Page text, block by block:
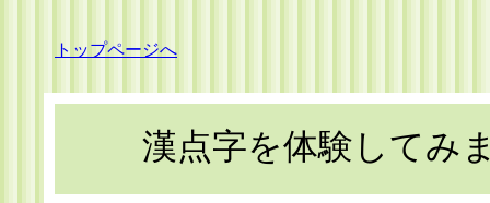
トップページへ
漢点字を体験